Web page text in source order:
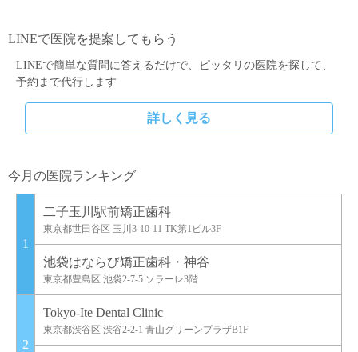
LINEで医院を提案してもらう
LINEで簡単な質問に答えるだけで、ピッタリの医院を探して、
予約まで代行します
詳しく見る
今月の医院ランキング
1
二子玉川駅前矯正歯科
東京都世田谷区 玉川3-10-11 TK第1ビル3F
池袋はならび矯正歯科・神谷
東京都豊島区 池袋2-7-5 ソラーレ3階
2
Tokyo-Ite Dental Clinic
東京都渋谷区 渋谷2-2-1 青山グリーンプラザB1F